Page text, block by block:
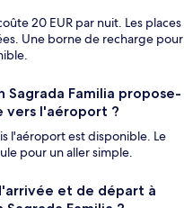
20 EUR par nuit. Les places
Une borne de recharge pour
Sagrada Familia propose-
vers l'aéroport ?
l'aéroport est disponible. Le
pour un aller simple.
et de départ à